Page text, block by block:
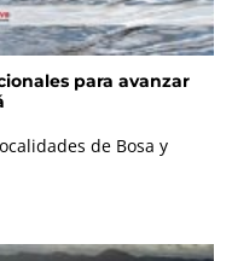
para avanzar
de Bosa y